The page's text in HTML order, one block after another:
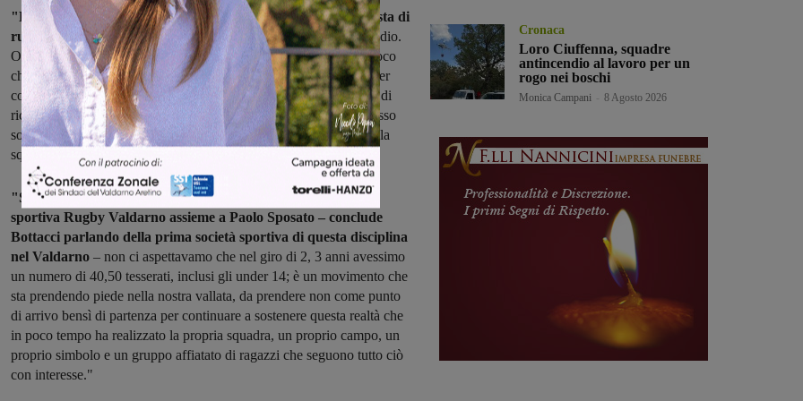
"Ho deciso di fare questo percorso non solo come professionista di
rugby – afferma Bottacci– ma anche per concentrarmi nello studio.
Ovviamente la dedizione sarà tanta in ambedue i campi, sia da gioco
che accademico, ed ho molte aspettative: una su tutti quella di poter
costruire, passo dopo passo, una squadra unita e che abbia voglia di
riconfermarsi in questo campionato. Come obiettivo personale posso
solo augurarmi di poter essere adeguato e sempre propositivo per la
squadra."
"Sono orgoglioso anche dei risultati raggiunti dalla società
sportiva Rugby Valdarno assieme a Paolo Sposato – conclude
Bottacci parlando della prima società sportiva di questa disciplina
nel Valdarno – non ci aspettavamo che nel giro di 2, 3 anni avessimo
un numero di 40,50 tesserati, inclusi gli under 14; è un movimento che
sta prendendo piede nella nostra vallata, da prendere non come punto
di arrivo bensì di partenza per continuare a sostenere questa realtà che
in poco tempo ha realizzato la propria squadra, un proprio campo, un
proprio simbolo e un gruppo affiatato di ragazzi che seguono tutto ciò
con interesse."
Cronaca
Loro Ciuffenna, squadre
antincendio al lavoro per un
rogo nei boschi
Monica Campani 8 Agosto 2026